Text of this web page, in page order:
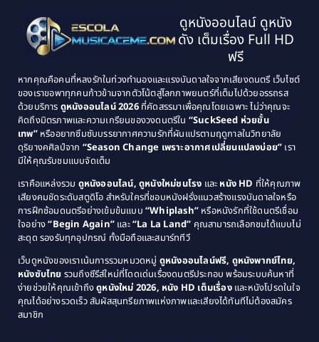
(134)
Classic หนังคลาสสิก(21)
Classic หนังคลาสสิก(25)
Comedy ตลก(46)
Comedy ตลก(515)
Coming of Age ก้าวพ้นวัย(1)
Coming-of-Age(3)
Community(1)
Crime อาชญากรรม(78)
1995
1994
1993
1992
1989
1988
1987
1986
1985
1984
1983
1982
1979
1978
1976
1975
1974
1971
1970
1969
1968
1964
1963
ดูหนังออนไลน์ ดูหนัง
ดัง เต็มเรื่อง Full HD
ฟรี
หากคุณคือคนที่หลงรักในท่วงทำนองและแรงบันดาลใจจากเสียงดนตรี เว็บไซต์
ของเราขอพาทุกคนก้าวข้ามจากตัวโน้ตสู่โลกภาพยนตร์ที่เต็มไปด้วยอรรถรส
ด้วยบริการ ดูหนังออนไลน์ 2026ที่คัดสรรมาเพื่อคุณโดยเฉพาะ ไม่ว่าคุณจะ
คิดถึงมิตรภาพและความเกรียนของวงดนตรีใน “SuckSeed ห่วยขั้น
เทพ”หรืออยากซึมซับบรรยากาศความรักที่ผันแปรตามฤดูกาลในวิทยาลัย
ดุริยางคศิลป์จาก “Season Change เพราะอากาศเปลี่ยนแปลงบ่อย” เรา
มีให้คุณรับชมแบบจัดเต็ม
เราคือแหล่งรวม ดูหนังออนไลน์, ดูหนังใหม่ชนโรง และ หนัง HD ที่ให้คุณภาพ
เสียงคมชัดระดับสตูดิโอ สำหรับใครที่ชอบหนังฝรั่งแนวสร้างแรงบันดาลใจหรือ
การฝึกซ้อมดนตรีอย่างเข้มข้นแบบ “Whiplash” หรือหนังรักที่ใช้ดนตรีเชื่อม
ใจอย่าง“Begin Again” และ“La La Land” คุณสามารถเลือกชมได้แบบไม่
สะดุด รองรับทุกอุปกรณ์ ทั้งมือถือและสมาร์ททีวี
เว็บดูหนังของเราเน้นการรวมหมวดหมู่ ดูหนังออนไลน์ฟรี, ดูหนังพากย์ไทย,
หนังซับไทย รวมถึงซีรีส์ใหม่ที่โดดเด่นเรื่องดนตรีประกอบ พร้อมระบบค้นหาที่
ง่ายช่วยให้คุณเข้าถึงดูหนังใหม่ 2026, หนัง HD เต็มเรื่องและหนังโปรดในใจ
คุณได้อย่างรวดเร็ว สัมผัสสุนทรียภาพแห่งภาพและเสียงได้ทันทีไม่ต้องสมัคร
สมาชิก